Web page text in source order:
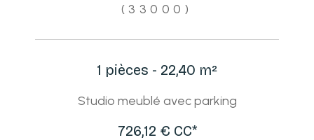
(33000)
1 pièces - 22,40 m²
Studio meublé avec parking
726,12 € CC*